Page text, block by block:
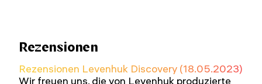
Rezensionen
Rezensionen Levenhuk Discovery (18.05.2023)
Wir freuen uns, die von Levenhuk produzierte